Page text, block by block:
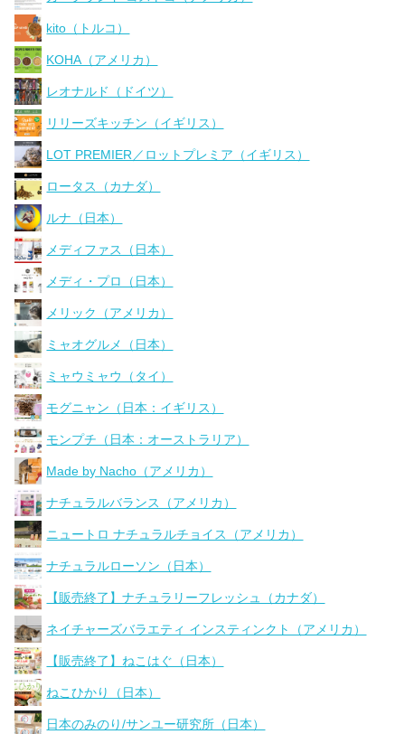
kito（トルコ）
KOHA（アメリカ）
レオナルド（ドイツ）
リリーズキッチン（イギリス）
LOT PREMIER／ロットプレミア（イギリス）
ロータス（カナダ）
ルナ（日本）
メディファス（日本）
メディ・プロ（日本）
メリック（アメリカ）
ミャオグルメ（日本）
ミャウミャウ（タイ）
モグニャン（日本：イギリス）
モンプチ（日本：オーストラリア）
Made by Nacho（アメリカ）
ナチュラルバランス（アメリカ）
ニュートロ ナチュラルチョイス（アメリカ）
ナチュラルローソン（日本）
【販売終了】ナチュラリーフレッシュ（カナダ）
ネイチャーズバラエティ インスティンクト（アメリカ）
【販売終了】ねこはぐ（日本）
ねこひかり（日本）
日本のみのり/サンユー研究所（日本）